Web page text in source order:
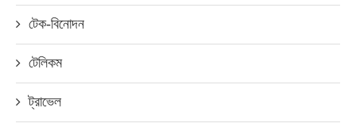
টেক-বিনোদন
টেলিকম
ট্রাভেল